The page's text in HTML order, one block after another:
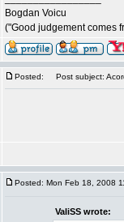
Bogdan Voicu
("Good judgement comes
Posted: Post subject:
Posted: Mon Feb 18, 2008
ValiSS wrote: